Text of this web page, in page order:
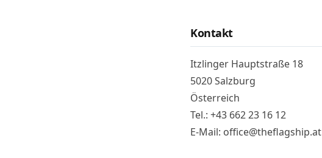
Kontakt
Itzlinger Hauptstraße 18
5020 Salzburg
Österreich
Tel.: +43 662 23 16 12
E-Mail: office@theflagship.at